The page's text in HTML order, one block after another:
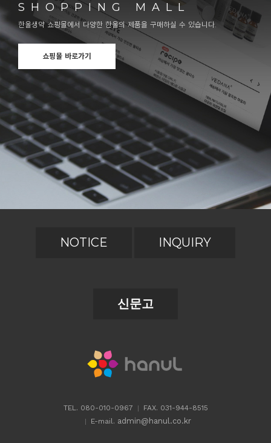
SHOPPING MALL
한울생약 쇼핑몰에서 다양한 한울의 제품을 구매하실 수 있습니다.
쇼핑몰 바로가기
NOTICE INQUIRY
신문고
TEL. 080-010-0967
FAX. 031-944-8515
E-mail. admin@hanul.co.kr